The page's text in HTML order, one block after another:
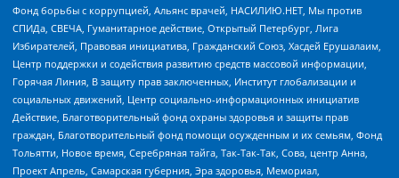
Фонд борьбы с коррупцией, Альянс врачей, НАСИЛИЮ.НЕТ, Мы против
СПИДа, СВЕЧА, Гуманитарное действие, Открытый Петербург, Лига
Избирателей, Правовая инициатива, Гражданский Союз, Хасдей Ерушалаим,
Центр поддержки и содействия развитию средств массовой информации,
Горячая Линия, В защиту прав заключенных, Институт глобализации и
социальных движений, Центр социально-информационных инициатив
Действие, Благотворительный фонд охраны здоровья и защиты прав
граждан, Благотворительный фонд помощи осужденным и их семьям, Фонд
Тольятти, Новое время, Серебряная тайга, Так-Так-Так, Сова, центр Анна,
Проект Апрель, Самарская губерния, Эра здоровья, Мемориал,